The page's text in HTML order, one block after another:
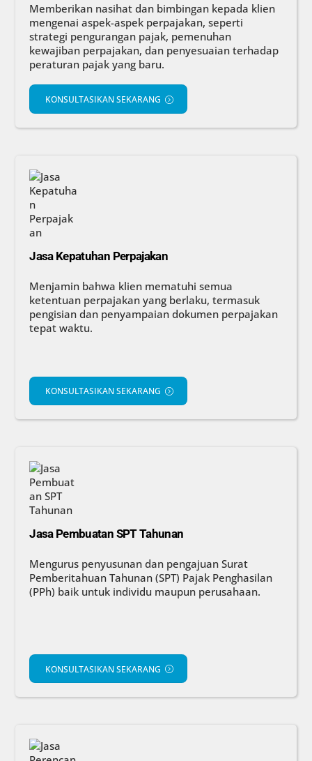
Memberikan nasihat dan bimbingan kepada klien
mengenai aspek-aspek perpajakan, seperti
strategi pengurangan pajak, pemenuhan
kewajiban perpajakan, dan penyesuaian terhadap
peraturan pajak yang baru.
KONSULTASIKAN SEKARANG
Jasa Kepatuhan Perpajakan
Menjamin bahwa klien mematuhi semua
ketentuan perpajakan yang berlaku, termasuk
pengisian dan penyampaian dokumen perpajakan
tepat waktu.
KONSULTASIKAN SEKARANG
Jasa Pembuatan SPT Tahunan
Mengurus penyusunan dan pengajuan Surat
Pemberitahuan Tahunan (SPT) Pajak Penghasilan
(PPh) baik untuk individu maupun perusahaan.
KONSULTASIKAN SEKARANG